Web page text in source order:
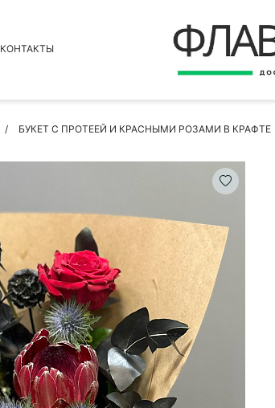
КОНТАКТЫ
БУКЕТ С ПРОТЕЕЙ И КРАСНЫМИ РОЗАМИ В КРАФТЕ
ВЕРНУТЬСЯ
Быстрая
Я принимаю Политику
Правила